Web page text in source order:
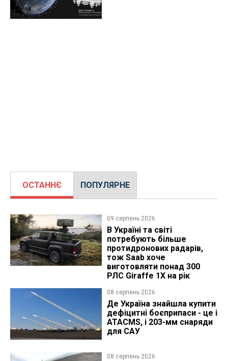
ОСТАННЄ ПОПУЛЯРНЕ
09 серпень 2026
В Україні та світі
потребують більше
протидронових радарів,
тож Saab хоче
виготовляти понад 300
РЛС Giraffe 1X на рік
08 серпень 2026
Де Україна знайшла купити
дефіцитні боєприпаси - це і
ATACMS, і 203-мм снаряди
для САУ
08 серпень 2026